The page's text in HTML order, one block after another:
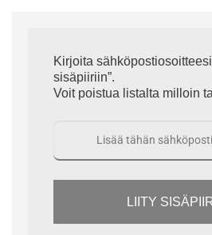
Kirjoita
sisäpiiriin”.
Voit poistua listalta milloin
LIITY